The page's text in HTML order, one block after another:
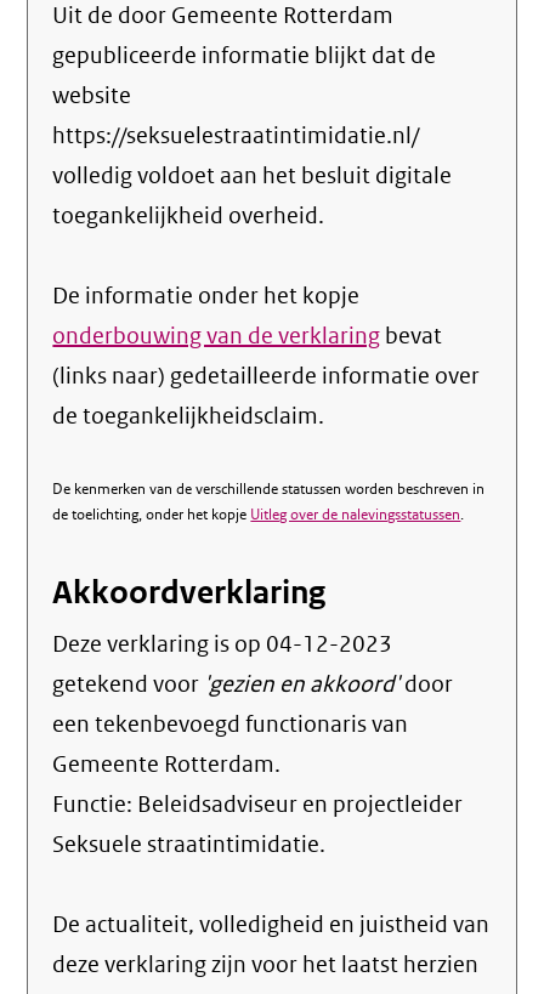
Uit de door Gemeente Rotterdam
gepubliceerde informatie blijkt dat de
website
https://seksuelestraatintimidatie.nl/
volledig voldoet aan het besluit digitale
toegankelijkheid overheid.
De informatie onder het kopje
onderbouwing van de verklaring bevat
(links naar) gedetailleerde informatie over
de toegankelijkheidsclaim.
De kenmerken van de verschillende statussen worden beschreven in
de toelichting, onder het kopje Uitleg over de nalevingsstatussen.
Akkoordverklaring
Deze verklaring is op 04-12-2023
getekend voor 'gezien en akkoord'door
een tekenbevoegd functionaris van
Gemeente Rotterdam.
Functie: Beleidsadviseur en projectleider
Seksuele straatintimidatie.
De actualiteit, volledigheid en juistheid van
deze verklaring zijn voor het laatst herzien